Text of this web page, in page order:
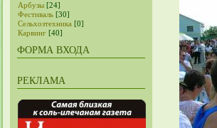
Арбузы [24]
Фестиваль [30]
Сельхозтехника [0]
Карвинг [40]
ФОРМА ВХОДА
РЕКЛАМА